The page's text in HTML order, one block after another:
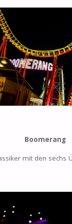
Boomerang
mit den sechs